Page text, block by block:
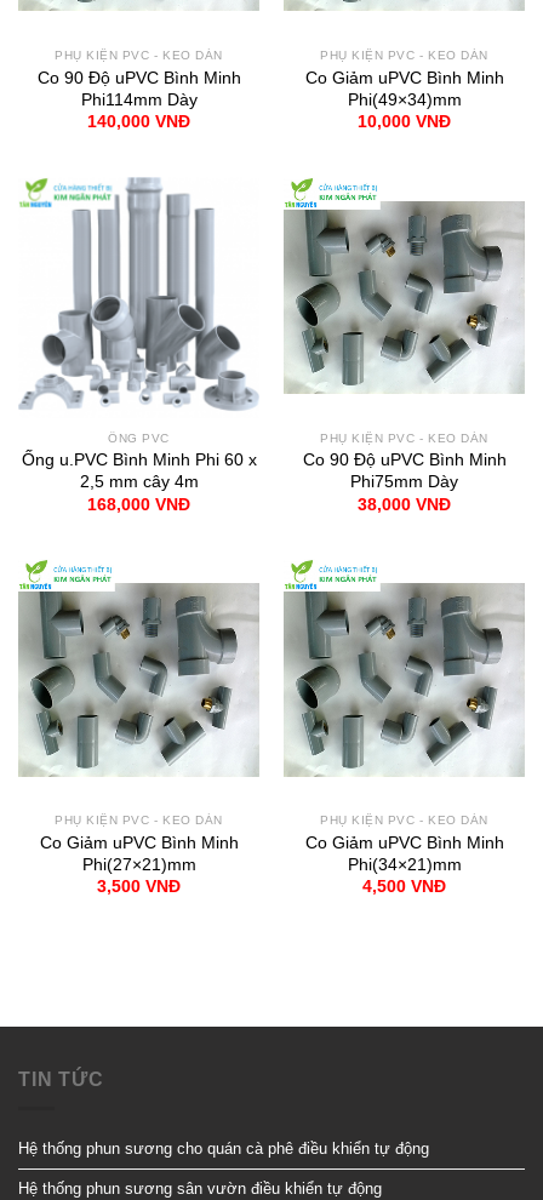
PHỤ KIỆN PVC - KEO DÁN
Co 90 Độ uPVC Bình Minh
Phi114mm Dày
140,000 VNĐ
PHỤ KIỆN PVC - KEO DÁN
Co Giảm uPVC Bình Minh
Phi(49×34)mm
10,000 VNĐ
ỐNG PVC
Ống u.PVC Bình Minh Phi 60 x
2,5 mm cây 4m
168,000 VNĐ
PHỤ KIỆN PVC - KEO DÁN
Co 90 Độ uPVC Bình Minh
Phi75mm Dày
38,000 VNĐ
PHỤ KIỆN PVC - KEO DÁN
Co Giảm uPVC Bình Minh
Phi(27×21)mm
3,500 VNĐ
PHỤ KIỆN PVC - KEO DÁN
Co Giảm uPVC Bình Minh
Phi(34×21)mm
4,500 VNĐ
TIN TỨC
Hệ thống phun sương cho quán cà phê điều khiển tự động
Hệ thống phun sương sân vườn điều khiển tự động